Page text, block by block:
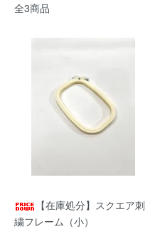
全3商品
【在庫処分】スクエア刺
繍フレーム（小）